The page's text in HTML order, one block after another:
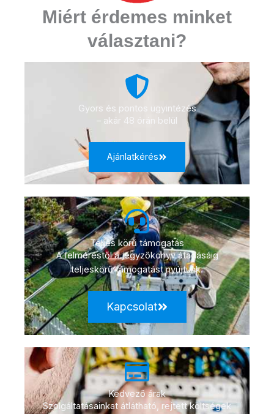
Miért érdemes minket
választani?
Gyors és pontos ügyintézés
– akár 48 órán belül
Ajánlatkérés
Teljes körű támogatás
A felméréstől a jegyzőkönyv átadásáig
teljeskörű támogatást nyújtunk.
Kapcsolat
Kedvező árak
Szolgáltatásainkat átlátható, rejtett költségek